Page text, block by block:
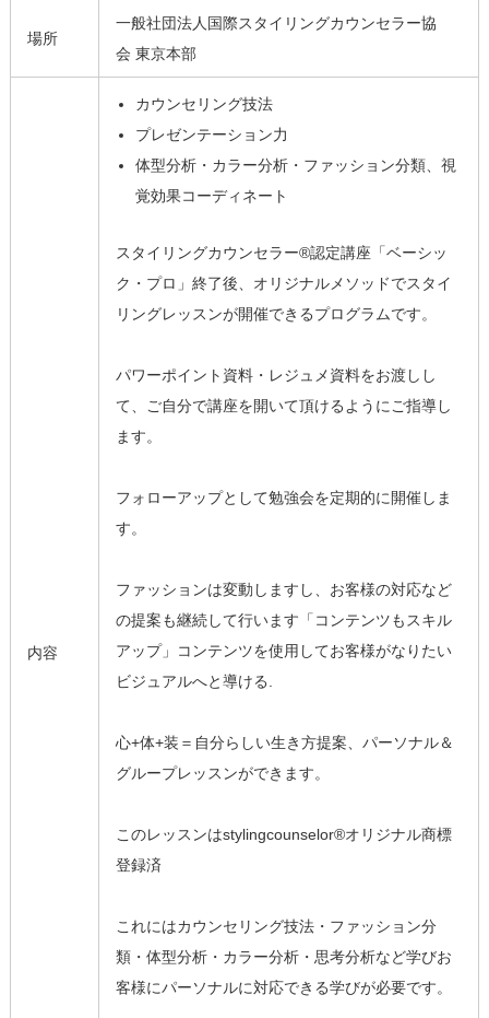
場所
一般社団法人国際スタイリングカウンセラー協
会 東京本部
内容
カウンセリング技法
プレゼンテーション力
体型分析・カラー分析・ファッション分類、視
覚効果コーディネート
スタイリングカウンセラー®認定講座「ベーシッ
ク・プロ」終了後、オリジナルメソッドでスタイ
リングレッスンが開催できるプログラムです。
パワーポイント資料・レジュメ資料をお渡しし
て、ご自分で講座を開いて頂けるようにご指導し
ます。
フォローアップとして勉強会を定期的に開催しま
す。
ファッションは変動しますし、お客様の対応など
の提案も継続して行います「コンテンツもスキル
アップ」コンテンツを使用してお客様がなりたい
ビジュアルへと導ける.
心+体+装＝自分らしい生き方提案、パーソナル＆
グループレッスンができます。
このレッスンはstylingcounselor®オリジナル商標
登録済
これにはカウンセリング技法・ファッション分
類・体型分析・カラー分析・思考分析など学びお
客様にパーソナルに対応できる学びが必要です。